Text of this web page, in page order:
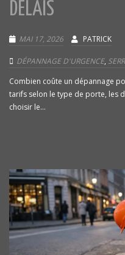
DÉLAIS
MAI 17, 2026 PATRICK
DÉPANNAGE D'URGENCE,
Combien coûte un dépannage
tarifs selon le type de porte, les
choisir le...